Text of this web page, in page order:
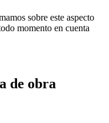
sobre este aspecto
momento en cuenta
de obra